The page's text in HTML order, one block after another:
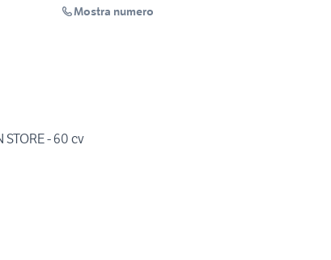
Mostra numero
STORE - 60 cv